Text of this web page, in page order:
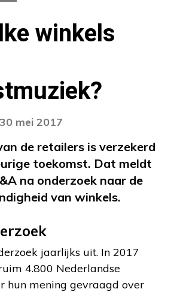
winkels
mei 2017
de retailers is verzekerd
toekomst. Dat meldt
na onderzoek naar de
van winkels.
jaarlijks uit. In 2017
4.800 Nederlandse
hun mening gevraagd over